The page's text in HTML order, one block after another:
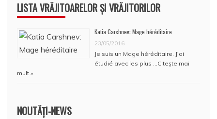
LISTA VRĂJITOARELOR ȘI VRĂJITORILOR
Katia Carshnev: Mage héréditaire
23/05/2016
Je suis un Mage héréditaire. J'ai
étudié avec les plus …Citește mai
mult »
NOUTĂȚI-NEWS